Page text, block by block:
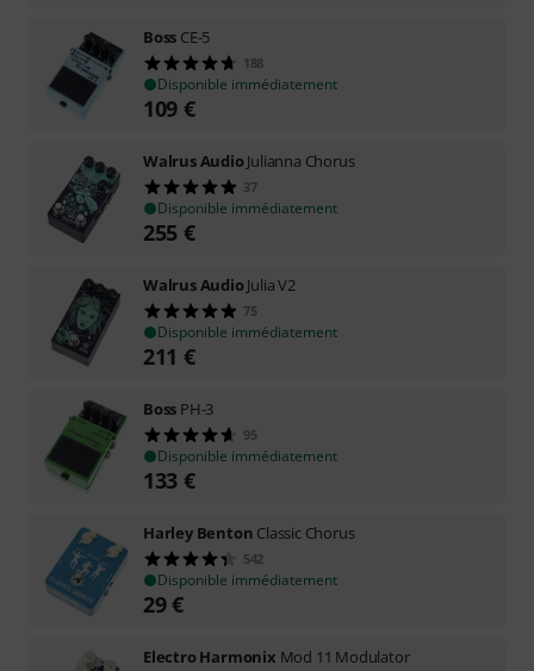
Boss CE-5
188
Disponible immédiatement
109 €
Walrus AudioJulianna Chorus
37
Disponible immédiatement
255 €
Walrus AudioJulia V2
75
Disponible immédiatement
211 €
Boss PH-3
95
Disponible immédiatement
133 €
Harley Benton Classic Chorus
542
Disponible immédiatement
29€
Electro Harmonix Mod 11 Modulator